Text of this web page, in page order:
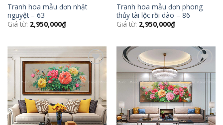
Tranh hoa mẫu đơn nhật
nguyệt – 63
Giá từ: 2,950,000₫
Tranh hoa mẫu đơn phong
thủy tài lộc rồi dào – 86
Giá từ: 2,950,000₫
Add to
Wishlist
Add to
Wishlist